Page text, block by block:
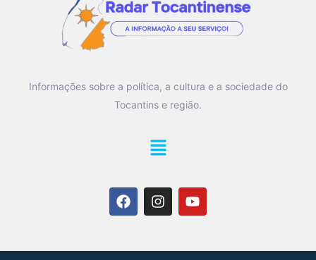
Informações sobre a política, a cultura e a sociedade do
Tocantins e região.
Main
F
a
b
I
n
a
Y
o
u